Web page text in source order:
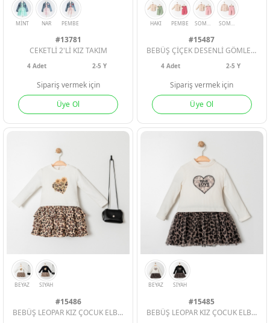
NAR
#13781
CEKETLİ 2'Lİ KIZ TAKIM
4Adet 2-5 Y
Sipariş vermek için
Üye Ol
PEMBE
#15487
BEBÜŞ ÇİÇEK DESENLİ GÖMLEK 3LÜ KIZ ÇOCUK TAKIM
4 Adet 2-5 Y
Sipariş vermek için
Üye Ol
#15486
BEBÜŞ LEOPAR KIZ ÇOCUK ELBİSE ÇANTALI
#15485
BEBÜŞ LEOPAR KIZ ÇOCUK ELBİSE